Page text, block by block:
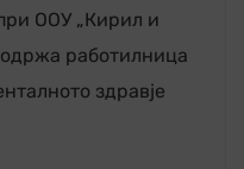
ООУ „Кирил и
работилница
здравје